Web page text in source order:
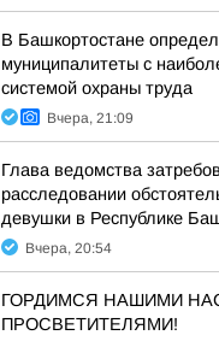
В Башкортостане
муниципалитеты с
системой охраны труда
Вчера, 21:09
Глава ведомства
расследовании
девушки в Республике
Вчера, 20:54
ГОРДИМСЯ НАШИМИ
ПРОСВЕТИТЕЛЯМИ!